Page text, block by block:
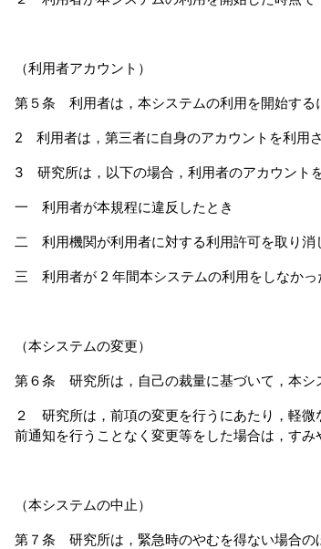
（利用者アカウント）
第５条 利用者は，本システムの利用を開始する
2 利用者は，第三者に自身のアカウントを利用
3 研究所は，以下の場合，利用者のアカウント
一 利用者が本規程に違反したとき
二 利用機関が利用者に対する利用許可を取り消
三 利用者が 2 年間本システムの利用をしなかっ
（本システムの変更）
第６条 研究所は，自己の裁量に基づいて，本シ
２ 研究所は，前項の変更を行うにあたり，軽微
前通知を行うことなく変更等をした場合は，す
（本システムの中止）
第７条 研究所は，緊急時のやむを得ない場合の